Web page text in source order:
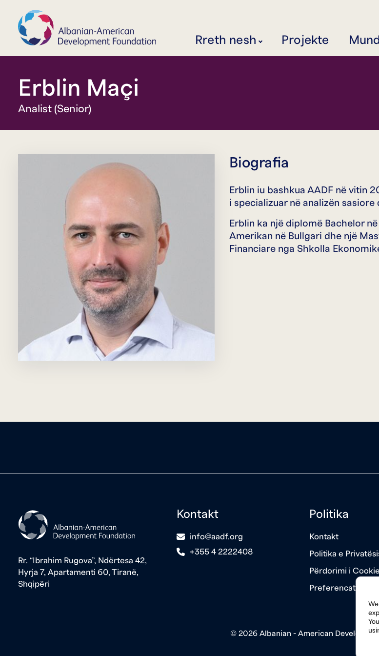
Rreth nesh Projekte
Erblin Maçi
Analist (Senior)
Biografia
Erblin iu bashkua AADF në vitin
i specializuar në analizën sasiore
Erblin ka një diplomë Bachelor
Amerikan në Bullgari dhe një
Financiare nga Shkolla
Rr. “Ibrahim Rugova”, Ndërtesa 42,
Hyrja 7, Apartamenti 60, Tiranë,
Shqipëri
Kontakt
icon
info@aadf.org
icon
+355 4 2222408
Politika
Kontakt
Politika e
Përdorimi i
Preferencat e
© 2026 Albanian - American